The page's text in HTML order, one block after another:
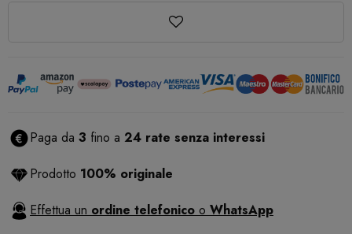
Paga da 3 fino a 24 rate senza interessi
Prodotto 100% originale
Effettua un ordine telefonico o WhatsApp